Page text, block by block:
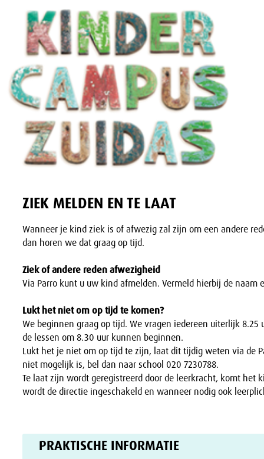
ZIEK MELDEN EN TE LAAT
Wanneer je kind ziek is of afwezig zal zijn om een andere
dan horen we dat graag op tijd.
Ziek of andere reden afwezigheid
Via Parro kunt u uw kind afmelden. Vermeld hierbij de naam
Lukt het niet om op tijd te komen?
We beginnen graag op tijd. We vragen iedereen uiterlijk 8.25
de lessen om 8.30 uur kunnen beginnen.
Lukt het je niet om op tijd te zijn, laat dit tijdig weten via de
niet mogelijk is, bel dan naar school 020 7230788.
Te laat zijn wordt geregistreerd door de leerkracht, komt het
wordt de directie ingeschakeld en wanneer nodig ook
PRAKTISCHE INFORMATIE